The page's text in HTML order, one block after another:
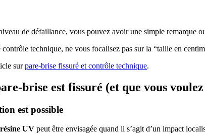
de défaillance, vous pouvez avoir une simple remarque
technique, ne vous focalisez pas sur la “taille en
surpare-brise fissuré et contrôle technique.
brise est fissuré (et que vous
est possible
résine UV peut être envisagée quand il s’agit d’un impact